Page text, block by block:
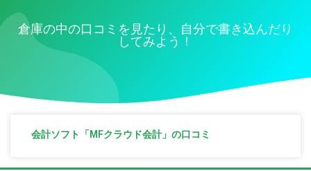
倉庫の中の口コミを見たり、自分で書き込んだり
してみよう！
会計ソフト「MFクラウド会計」の口コミ